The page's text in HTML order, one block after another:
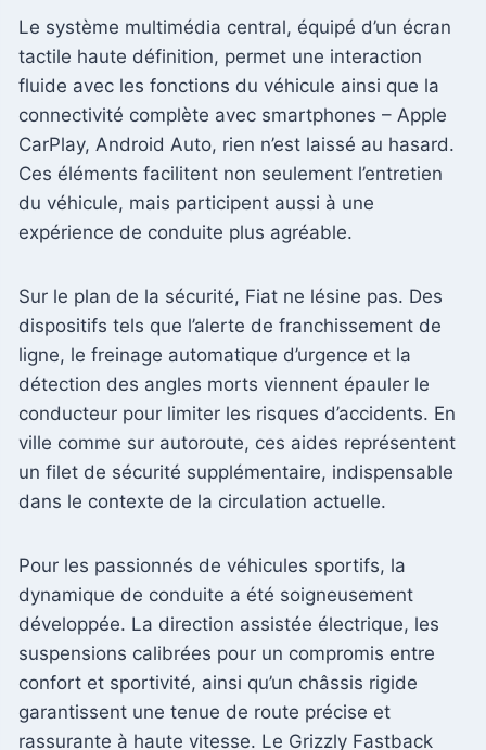
Le système multimédia central, équipé d’un écran
tactile haute définition, permet une interaction
fluide avec les fonctions du véhicule ainsi que la
connectivité complète avec smartphones – Apple
CarPlay, Android Auto, rien n’est laissé au hasard.
Ces éléments facilitent non seulement l’entretien
du véhicule, mais participent aussi à une
expérience de conduite plus agréable.
Sur le plan de la sécurité, Fiat ne lésine pas. Des
dispositifs tels que l’alerte de franchissement de
ligne, le freinage automatique d’urgence et la
détection des angles morts viennent épauler le
conducteur pour limiter les risques d’accidents. En
ville comme sur autoroute, ces aides représentent
un filet de sécurité supplémentaire, indispensable
dans le contexte de la circulation actuelle.
Pour les passionnés de véhicules sportifs, la
dynamique de conduite a été soigneusement
développée. La direction assistée électrique, les
suspensions calibrées pour un compromis entre
confort et sportivité, ainsi qu’un châssis rigide
garantissent une tenue de route précise et
rassurante à haute vitesse. Le Grizzly Fastback